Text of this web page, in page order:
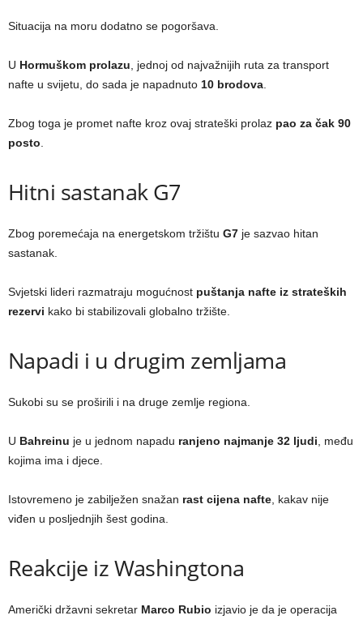
Situacija na moru dodatno se pogoršava.
U Hormuškom prolazu , jednoj od najvažnijih ruta za transport
nafte u svijetu, do sada je napadnuto 10 brodova
Zbog toga je promet nafte kroz ovaj strateški prolaz pao za čak 90
posto
Hitni sastanak G7
Zbog poremećaja na energetskom tržištu G7 je sazvao hitan
sastanak.
Svjetski lideri razmatraju mogućnost puštanja nafte iz strateških
rezervi kako bi stabilizovali globalno tržište.
Napadi i u drugim zemljama
Sukobi su se proširili i na druge zemlje regiona.
U Bahreinu je u jednom napadu ranjeno najmanje 32 ljudi , među
kojima ima i djece.
Istovremeno je zabilježen snažan rast cijena nafte , kakav nije
viđen u posljednjih šest godina.
Reakcije iz Washingtona
Američki državni sekretar Marco Rubio izjavio je da je operacija